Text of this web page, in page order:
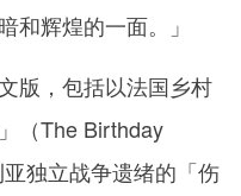
和辉煌的一面。」
版，包括以法国乡村
（The Birthday
独立战争遗绪的「伤